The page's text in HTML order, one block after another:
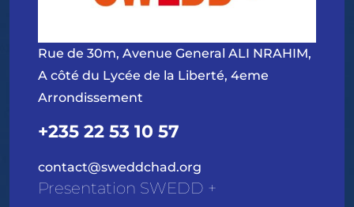
Rue de 30m, Avenue General ALI NRAHIM,
A côté du Lycée de la Liberté, 4eme
Arrondissement
+235 22 53 10 57
contact@sweddchad.org
Presentation SWEDD +